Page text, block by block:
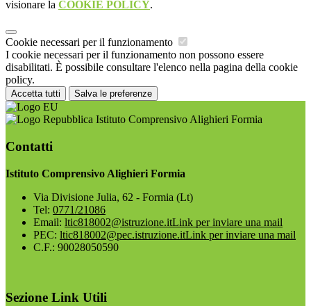
visionare la COOKIE POLICY.
Cookie necessari per il funzionamento
I cookie necessari per il funzionamento non possono essere
disabilitati. È possibile consultare l'elenco nella pagina della cookie
policy.
Accetta tutti Salva le preferenze
Istituto Comprensivo Alighieri Formia
Contatti
Istituto Comprensivo Alighieri Formia
Via Divisione Julia, 62 - Formia (Lt)
Tel: 0771/21086
Email: ltic818002@istruzione.itLink per inviare una mail
PEC: ltic818002@pec.istruzione.itLink per inviare una mail
C.F.: 90028050590
Sezione Link Utili